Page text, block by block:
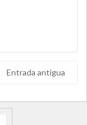
Entrada antigua